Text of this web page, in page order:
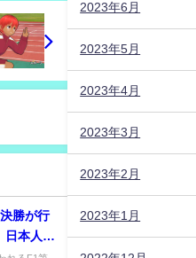
勝が行
日本人レ
2023年6月
2023年5月
2023年4月
2023年3月
2023年2月
2023年1月